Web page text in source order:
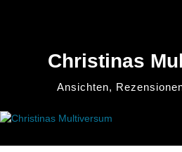
Christinas
Ansichten,